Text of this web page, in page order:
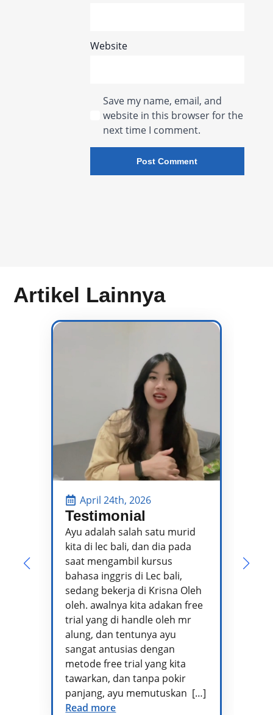
Website
Save my name, email, and
website in this browser for the
next time I comment.
Artikel Lainnya
April 24th, 2026
Testimonial
Ayu adalah salah satu murid
kita di lec bali, dan dia pada
saat mengambil kursus
bahasa inggris di Lec bali,
sedang bekerja di Krisna Oleh
oleh. awalnya kita adakan free
trial yang di handle oleh mr
alung, dan tentunya ayu
sangat antusias dengan
metode free trial yang kita
tawarkan, dan tanpa pokir
panjang, ayu memutuskan […]
Read more